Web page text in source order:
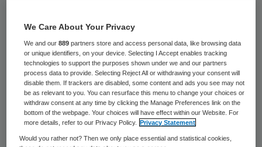
domein geschakeld wordt.
Tijdens ZorgNL2015, het congres van de
gezamenlijke zorgverzekeraars,
presenteerde negen innovatieve
zorgprojecten in de eerste lijn zich op 2
november aan de congresdeelnemers. Die
kozen door middel van stemmen vervolgens
We Care About Your Privacy
We and our889 partners store and access personal data, like browsing data
or unique identifiers, on your device. Selecting I Accept enables tracking
technologies to support the purposes shown under we and our partners
process data to provide. Selecting Reject All or withdrawing your consent will
disable them. If trackers are disabled, some content and ads you see may not
be as relevant to you. You can resurface this menu to change your choices or
withdraw consent at any time by clicking the Manage Preferences link on the
bottom of the webpage. Your choices will have effect within our Website. For
more details, refer to our Privacy Policy.
Privacy Statement
Would you rather not? Then we only place essential and statistical cookies,